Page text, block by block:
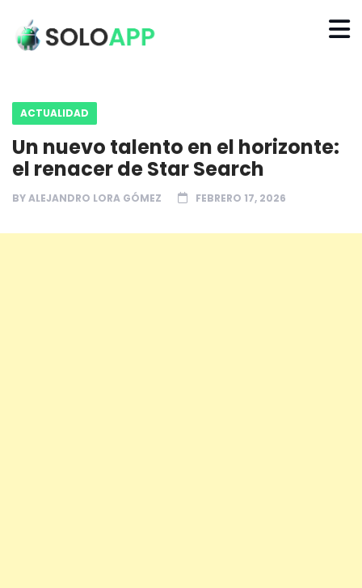
ACTUALIDAD
Un nuevo talento en el horizonte:
el renacer de Star Search
BYALEJANDRO LORA GÓMEZ FEBRERO 17, 2026